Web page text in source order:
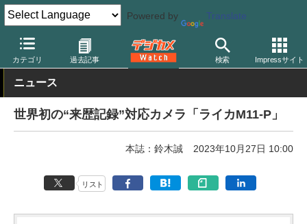
Powered by Translate
カテゴリ 過去記事 検索 Impressサイト
デジカメ Watch カメラ レンジファインダーカメラ ライカ
ニュース
世界初の“来歴記録”対応カメラ「ライカM11-P」
本誌：鈴木誠 2023年10月27日 10:00
リスト